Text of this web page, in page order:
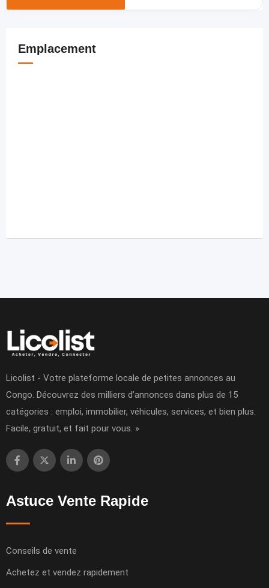
Emplacement
Licolist - Votre plateforme locale de petites annonces au
Congo. Découvrez des milliers d’annonces dans plus de 15
catégories : emploi, immobilier, véhicules, services, et bien plus.
Facile, gratuit, et fait pour vous. »
Astuce Vente Rapide
Conseils de vente
Achetez et vendez rapidement